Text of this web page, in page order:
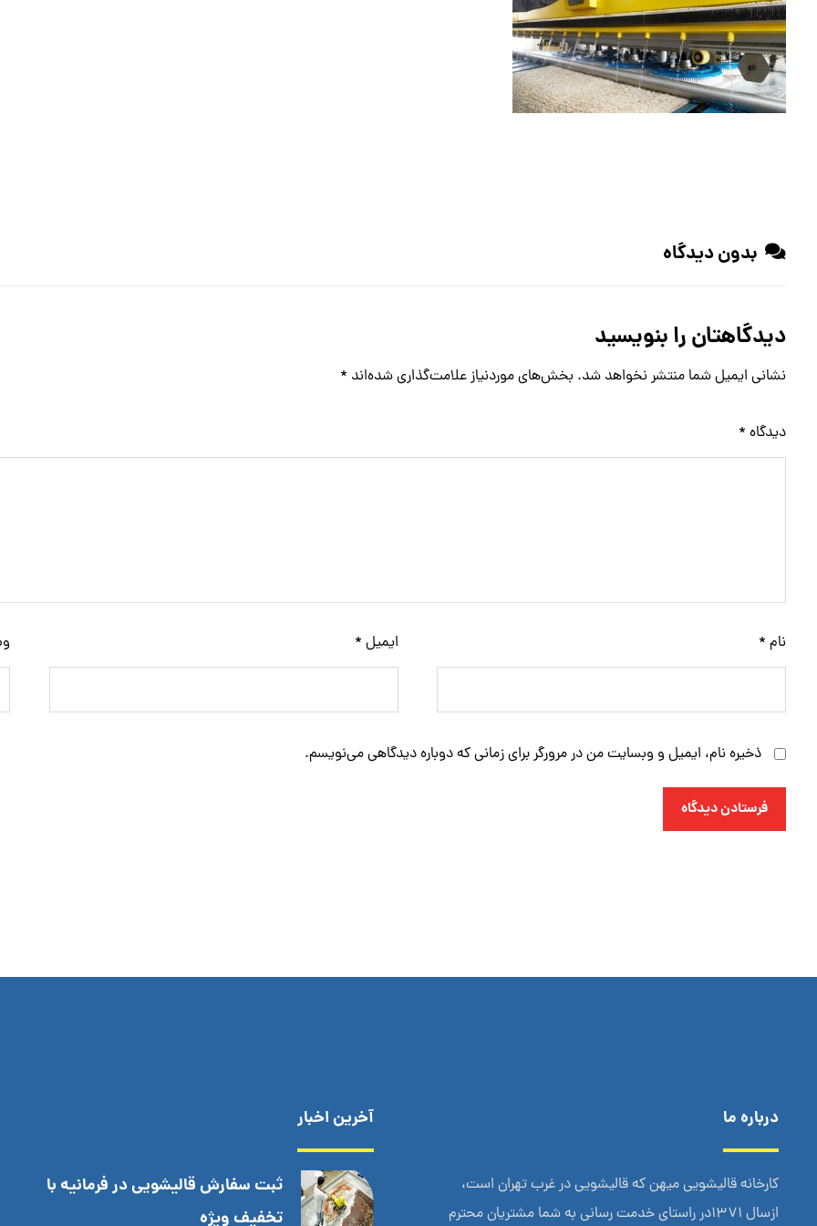
بدون دیدگاه
دیدگاهتان را بنویسید
نشانی ایمیل شما منتشر نخواهد شد. بخش‌های موردنیاز علامت‌گذاری شده‌اند *
دیدگاه *
نام * ایمیل *
ذخیره نام، ایمیل و وبسایت من در مرورگر برای زمانی که دوباره دیدگاهی می‌نویسم.
فرستادن دیدگاه
درباره ما
کارخانه قالیشویی میهن که قالیشویی در غرب تهران است،
ازسال 1371در راستای خدمت رسانی به شما مشتریان محترم
آخرین اخبار
ثبت سفارش قالیشویی در فرمانیه با
تخفیف ویژه